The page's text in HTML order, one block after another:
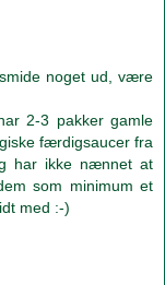
noget ud, være
2-3 pakker gamle
færdigsaucer fra
har ikke nænnet at
som minimum et
med :-)